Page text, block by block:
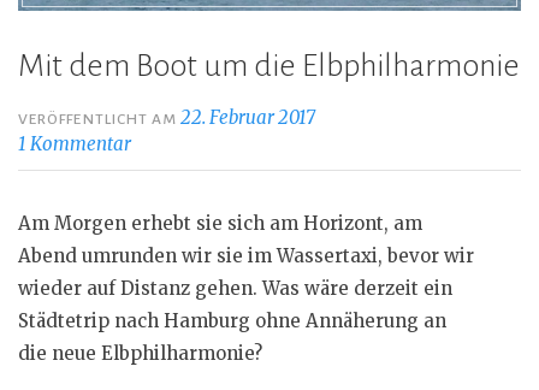
Mit dem Boot um die Elbphilharmonie
VERÖFFENTLICHT AM22. Februar 2017
1 Kommentar
Am Morgen erhebt sie sich am Horizont, am
Abend umrunden wir sie im Wassertaxi, bevor wir
wieder auf Distanz gehen. Was wäre derzeit ein
Städtetrip nach Hamburg ohne Annäherung an
die neue Elbphilharmonie?